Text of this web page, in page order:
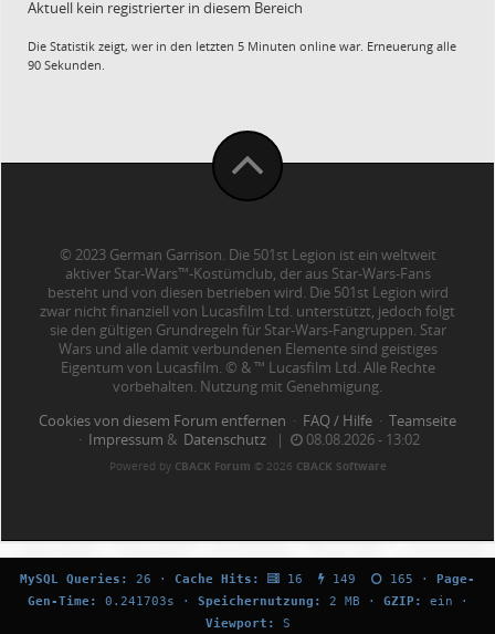
Aktuell kein registrierter in diesem Bereich
Die Statistik zeigt, wer in den letzten 5 Minuten online war. Erneuerung alle
90 Sekunden.
© 2023 German Garrison. Die 501st Legion ist ein weltweit
aktiver Star-Wars™-Kostümclub, der aus Star-Wars-Fans
besteht und von diesen betrieben wird. Die 501st Legion wird
zwar nicht finanziell von Lucasfilm Ltd. unterstützt, jedoch folgt
sie den gültigen Grundregeln für Star-Wars-Fangruppen. Star
Wars und alle damit verbundenen Elemente sind geistiges
Eigentum von Lucasfilm. © & ™ Lucasfilm Ltd. Alle Rechte
vorbehalten. Nutzung mit Genehmigung.
Cookies von diesem Forum entfernen · FAQ / Hilfe · Teamseite
· Impressum & Datenschutz | 08.08.2026 - 13:02
Powered by CBACK Forum © 2026 CBACK Software
MySQL Queries: 26 · Cache Hits: 16 149 165 ·
Page-
Gen-Time:
0.241703s · Speichernutzung: 2 MB · GZIP:
ein ·
Viewport:
S